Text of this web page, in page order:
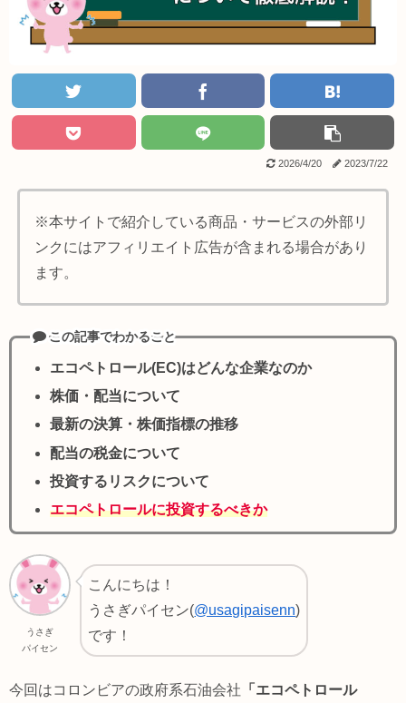
2026/4/20 2023/7/22
※本サイトで紹介している商品・サービスの外部リ
ンクにはアフィリエイト広告が含まれる場合があり
ます。
この記事でわかること
エコペトロール(EC)はどんな企業なのか
株価・配当について
最新の決算・株価指標の推移
配当の税金について
投資するリスクについて
エコペトロールに投資するべきか
うさぎ
パイセン
こんにちは！
うさぎパイセン(@usagipaisenn)
です！
今回はコロンビアの政府系石油会社 「エコペトロール